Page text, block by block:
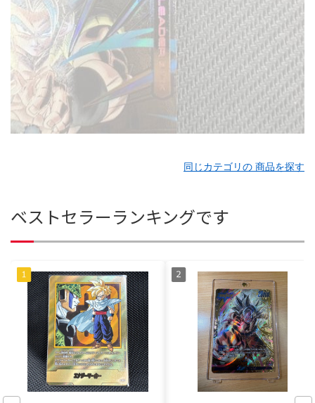
同じカテゴリの 商品を探す
ベストセラーランキングです